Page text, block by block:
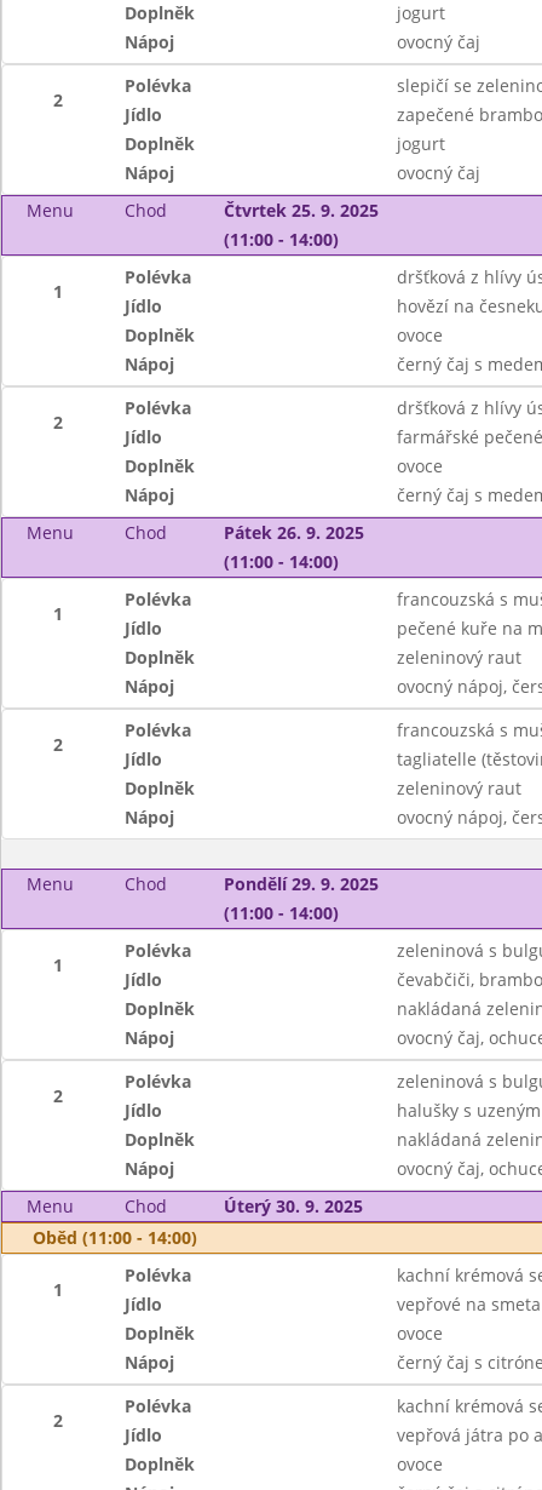
Doplněk
jogurt
Nápoj
ovocný čaj
2
Polévka
slepičí se
Jídlo
zapečené
Doplněk
jogurt
Nápoj
ovocný čaj
Menu
Chod
Čtvrtek 25. 9. 2025
(11:00 - 14:00)
1
Polévka
dršťková z hlívy
Jídlo
hovězí na
Doplněk
ovoce
Nápoj
černý čaj s
2
Polévka
dršťková z hlívy
Jídlo
farmářské
Doplněk
ovoce
Nápoj
černý čaj s
Menu
Chod
Pátek 26. 9. 2025
(11:00 - 14:00)
1
Polévka
francouzská s
Jídlo
pečené kuře na
Doplněk
zeleninový raut
Nápoj
ovocný nápoj,
2
Polévka
francouzská s
Jídlo
tagliatelle
Doplněk
zeleninový raut
Nápoj
ovocný nápoj,
Menu Chod
Pondělí 29. 9. 2025
(11:00 - 14:00)
1
Polévka
zeleninová s
Jídlo
čevabčiči,
Doplněk
nakládaná
Nápoj
ovocný čaj,
2
Polévka
zeleninová s
Jídlo
halušky s
Doplněk
nakládaná
Nápoj
ovocný čaj,
Menu
Chod
Úterý 30. 9. 2025
Oběd (11:00 - 14:00)
1
Polévka
kachní krémová
Jídlo
vepřové na
Doplněk
ovoce
Nápoj
černý čaj s
2
Polévka
kachní krémová
Jídlo
vepřová játra po
Doplněk
ovoce